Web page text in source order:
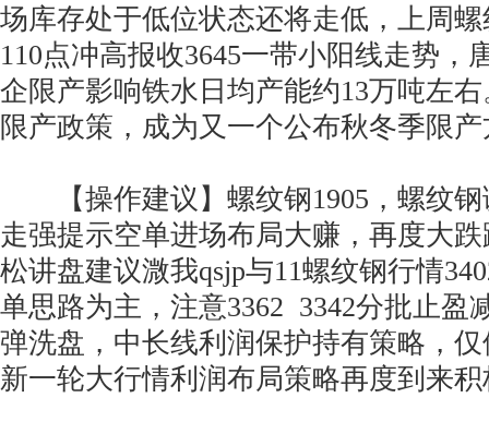
场库存处于低位状态还将走低，上周
110点冲高报收3645一带小阳线走势，
企限产影响铁水日均产能约13万吨左
限产政策，成为又一个公布秋冬季限
【操作建议】螺纹钢1905，螺纹钢
走强提示空单进场布局大赚，再度大
松讲盘建议溦我qsjp与11螺纹钢行情
单思路为主，注意3362 3342分批止盈
弹洗盘，中长线利润保护持有策略，
新一轮大行情利润布局策略再度到来